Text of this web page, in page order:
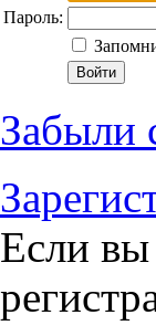
Пароль:
Забыли
Если вы